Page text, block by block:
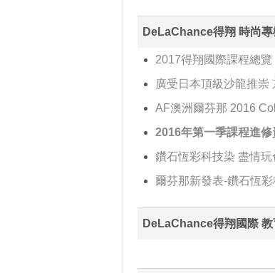
DeLaChance得翔 時尚專
2017得翔國際課程總覽
廣受日本頂級沙龍推崇
AF澳洲爾芬那 2016
2016年第一季課程進
鑽石恆彩科技染 盡情玩
爾芬那新發表-鑽石恆彩
DeLaChance得翔國際